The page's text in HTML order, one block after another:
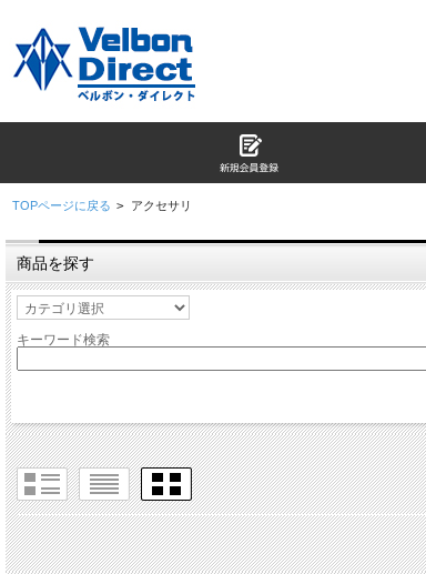
TOPページに戻る > アクセサリ
商品を探す
キーワード検索